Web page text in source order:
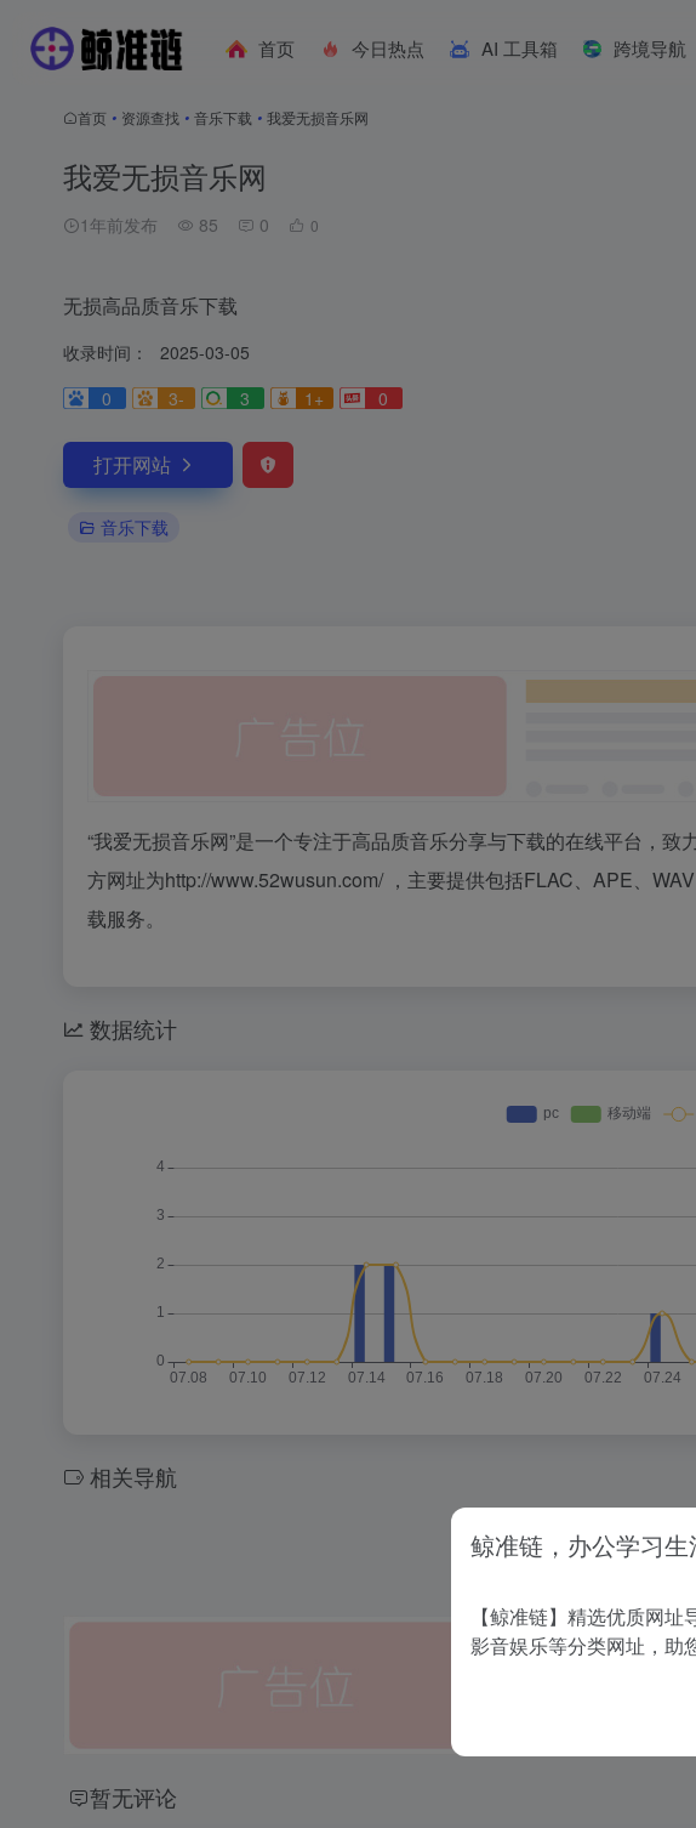
首页 今日热点 AI 工具箱 跨境导航
首页 • 资源查找 • 音乐下载 • 我爱无损音乐网
我爱无损音乐网
1年前发布 85 0 0
无损高品质音乐下载
收录时间：
2025-03-05
0
3- 3 1+ 0
打开网站
音乐下载
“我爱无损音乐网”是一个专注于高品质音乐分享与下载的在线平台，
方网址为http://www.52wusun.com/ ，主要提供包括FLAC、APE、
载服务。
数据统计
相关导航
没有相关内容!
暂无评论
鲸准链，办公学习
【鲸准链】精选优质网
影音娱乐等分类网址，助